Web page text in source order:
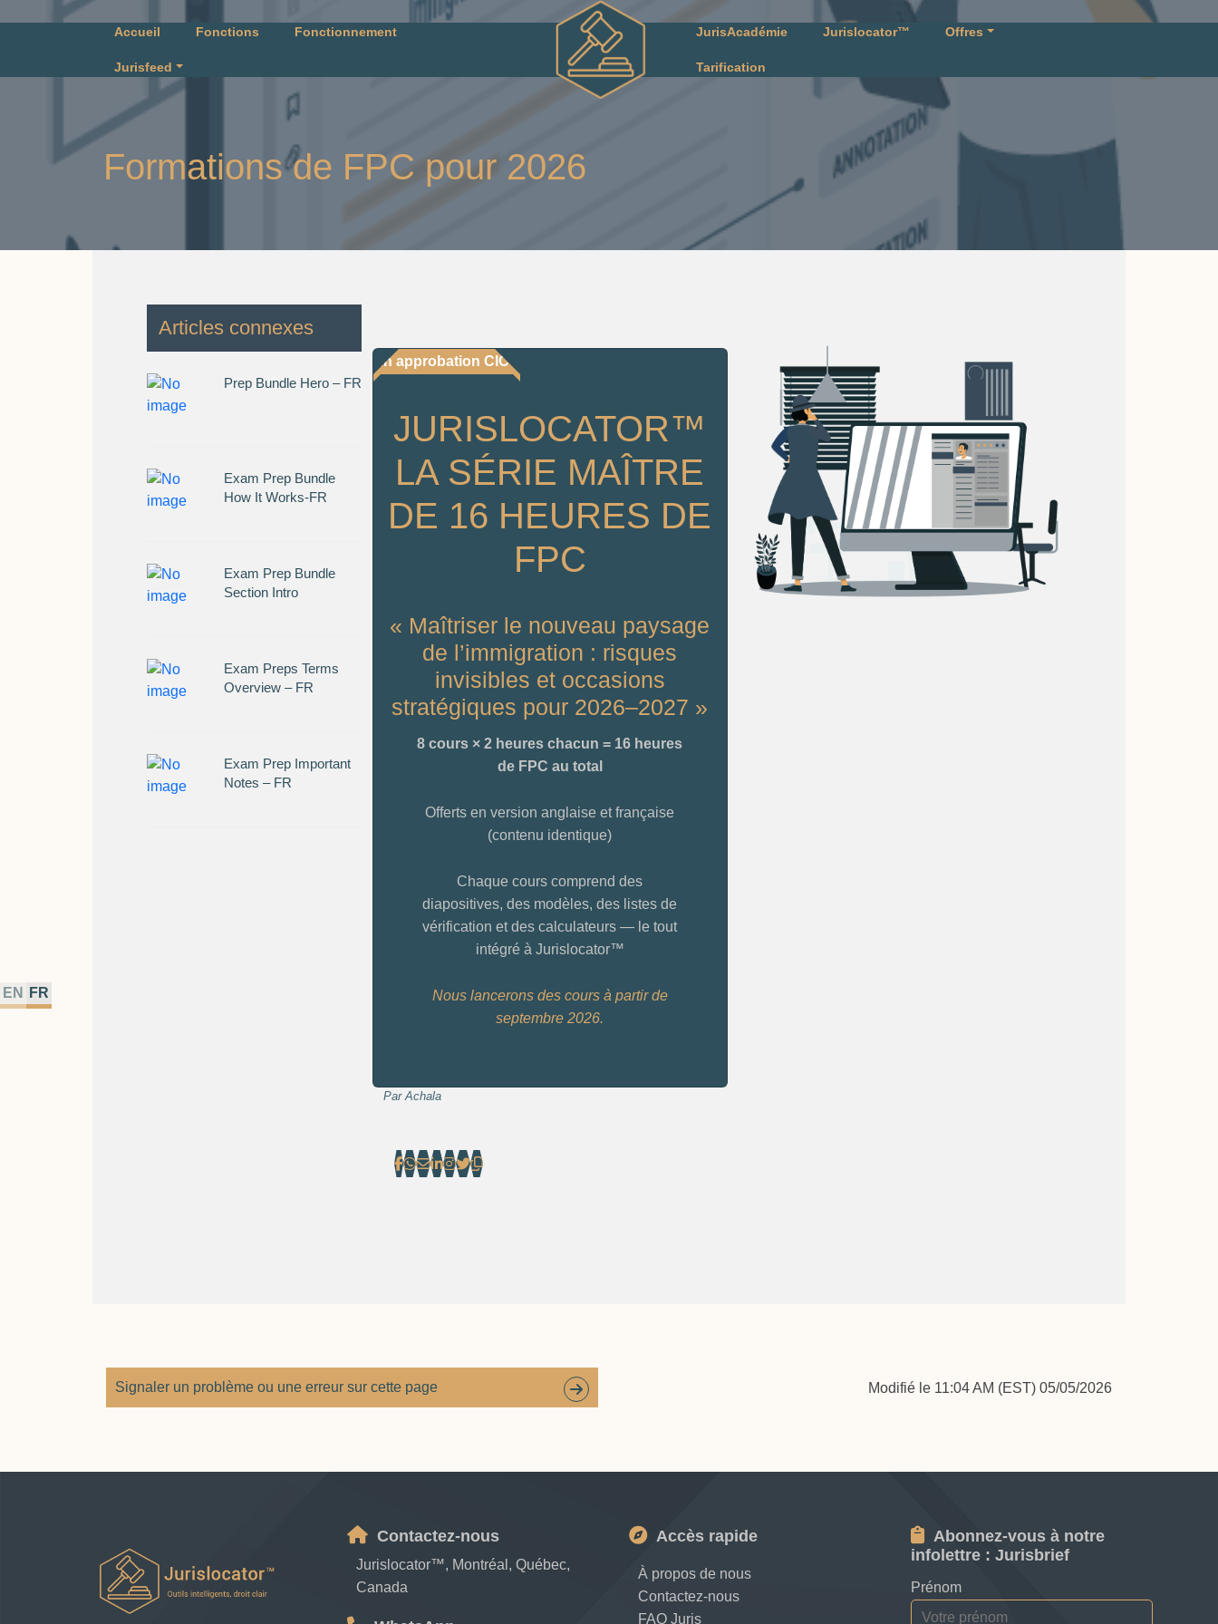
Accueil Fonctions Fonctionnement
Jurisfeed
JurisAcadémie Jurislocator™ Offres
Tarification
EN FR
Formations de FPC pour 2026
JURISLOCATOR™
LA SÉRIE MAÎTRE
DE 16 HEURES DE
FPC
En approbation CICC
« Maîtriser le nouveau paysage
de l’immigration : risques
invisibles et occasions
stratégiques pour 2026–2027 »
8 cours × 2 heures chacun = 16 heures
de FPC au total
Offerts en version anglaise et française
(contenu identique)
Chaque cours comprend des
diapositives, des modèles, des listes de
vérification et des calculateurs — le tout
intégré à Jurislocator™
Nous lancerons des cours à partir de
septembre 2026.
ParAchala
Articles connexes
Prep Bundle Hero – FR
Exam Prep Bundle
How It Works-FR
Exam Prep Bundle
Section Intro
Exam Preps Terms
Overview – FR
Exam Prep Important
Notes – FR
Signaler un problème ou une erreur sur cette page Modifié le 11:04 AM (EST) 05/05/2026
Contactez-nous
Jurislocator™, Montréal, Québec,
Canada
Accès rapide
À propos de nous
Contactez-nous
FAQ Juris
Abonnez-vous à notre
infolettre : Jurisbrief
Prénom